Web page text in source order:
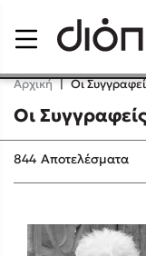
Δημοφιλή Βιβλία
Το
Αρχική | Οι
Οι
844 Αποτελέσματα